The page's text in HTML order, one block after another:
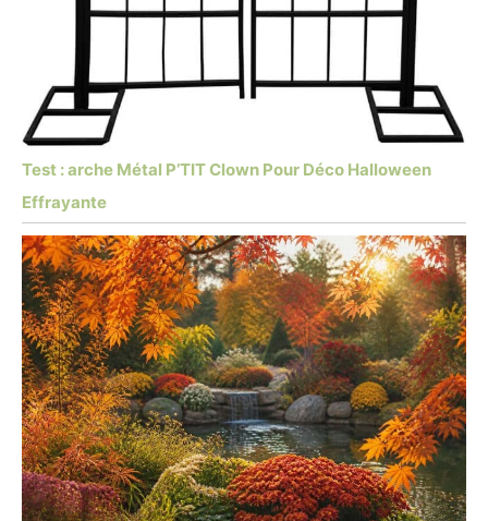
Test : arche Métal P’TIT Clown Pour Déco Halloween
Effrayante